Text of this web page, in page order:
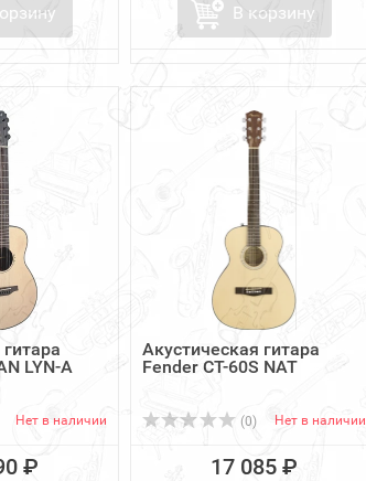
В корзину
LYN-A
Нет в наличии
₽
Акустическая гитара
Fender CT-60S NAT
(0) Нет в наличии
17 085 ₽